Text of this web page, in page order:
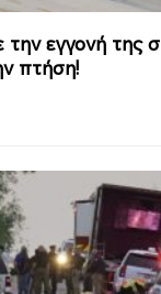
την εγγονή της
πτήση!